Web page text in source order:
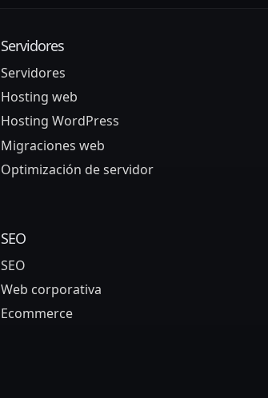
Servidores
Servidores
Hosting web
Hosting WordPress
Migraciones web
Optimización de servidor
SEO
SEO
Web corporativa
Ecommerce